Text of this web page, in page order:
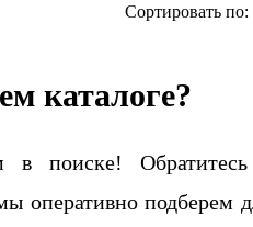
Сортировать по:
каталоге?
поиске!
оперативно подберем